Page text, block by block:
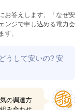
お答えします。「なぜ安
ンジで申し込める電力会
す。
うして安いの? 安
の調達方